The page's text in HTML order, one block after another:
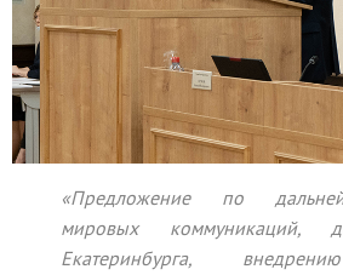
«Предложение по
мировых коммуникаций,
Екатеринбурга,